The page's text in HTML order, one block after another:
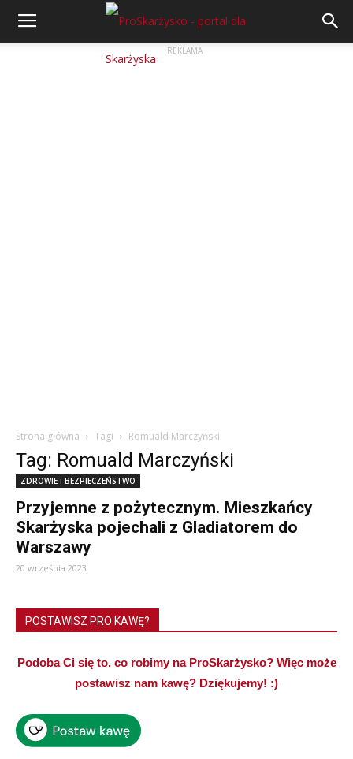
REKLAMA
Strona główna Tagi Romuald Marczyński
Tag: Romuald Marczyński
ZDROWIE i BEZPIECZEŃSTWO
Przyjemne z pożytecznym. Mieszkańcy
Skarżyska pojechali z Gladiatorem do
Warszawy
20 września 2023
POSTAWISZ PRO KAWĘ?
Podoba Ci się to, co robimy na ProSkarżysko? Więc może
postawisz nam kawę? Dziękujemy! :)